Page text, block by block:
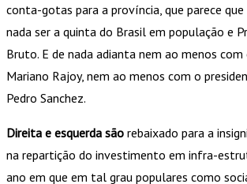
conta-gotas para a província, que parece
nada ser a quinta do Brasil em população e
Bruto. E de nada adianta nem ao menos com
Mariano Rajoy, nem ao menos com o
Pedro Sanchez.
Direita e esquerda são rebaixado para a
na repartição do investimento em infra-
ano em que em tal grau populares como